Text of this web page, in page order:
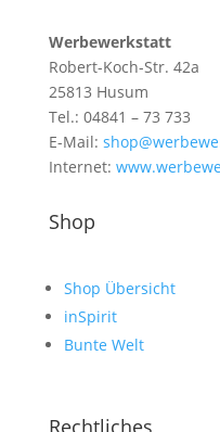
Werbewerkstatt
Robert-Koch-Str. 42a
25813 Husum
Tel.: 04841 – 73 733
E-Mail:
Internet:
Shop
Shop Übersicht
inSpirit
Bunte Welt